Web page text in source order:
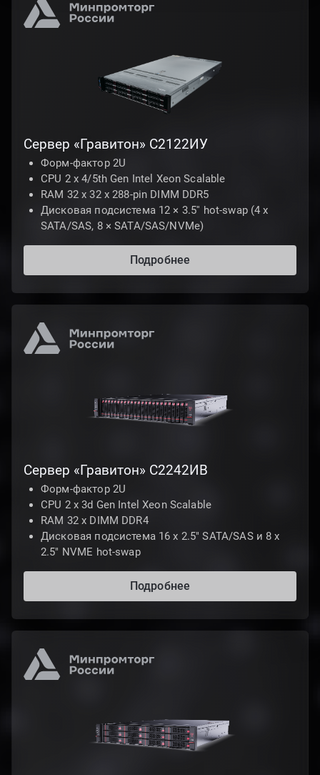
Сервер «Гравитон» С2122ИУ
Форм-фактор 2U
CPU 2 x 4/5th Gen Intel Xeon Scalable
RAM 32 x 32 x 288-pin DIMM DDR5
Дисковая подсистема 12 × 3.5'' hot-swap (4 x
SATA/SAS, 8 × SATA/SAS/NVMe)
Подробнее
Сервер «Гравитон» С2242ИВ
Форм-фактор 2U
CPU 2 x 3d Gen Intel Xeon Scalable
RAM 32 x DIMM DDR4
Дисковая подсистема 16 х 2.5" SATA/SAS и 8 х
2.5" NVME hot-swap
Подробнее